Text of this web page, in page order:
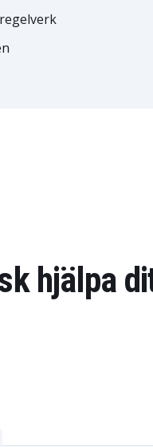
hjälpa